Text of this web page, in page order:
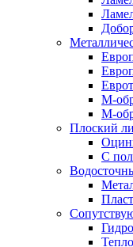
М-
М-
Плоский
С